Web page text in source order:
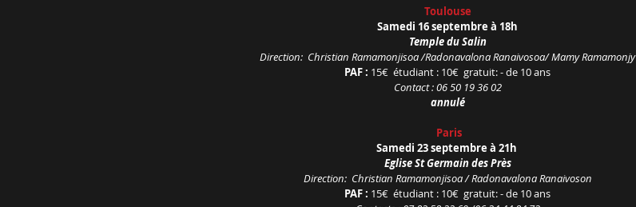
Toulouse
Samedi 16 septembre à 18h
Temple du Salin
Direction:  Christian Ramamonjisoa /Radonavalona Ranaivosoa/ Mamy Ramamonjy
PAF : 15€  étudiant : 10€  gratuit: - de 10 ans
Contact : 06 50 19 36 02
annulé
Paris
Samedi 23 septembre à 21h
Eglise St Germain des Près
Direction:  Christian Ramamonjisoa / Radonavalona Ranaivoson
PAF : 15€  étudiant : 10€  gratuit: - de 10 ans